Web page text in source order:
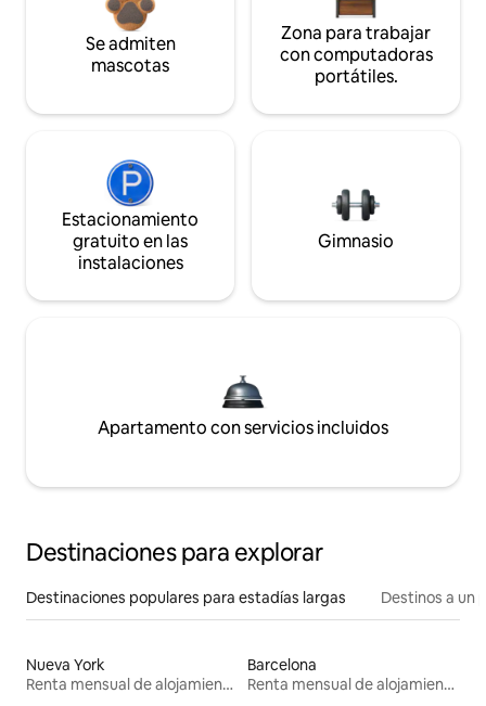
Se admiten
mascotas
Zona para trabajar
con computadoras
portátiles.
Estacionamiento
gratuito en las
instalaciones
Gimnasio
Apartamento con servicios incluidos
Destinaciones para explorar
Destinaciones populares para estadías largas Destinos a un
Nueva York
Renta mensual de alojamientos
Barcelona
Renta mensual de alojamientos